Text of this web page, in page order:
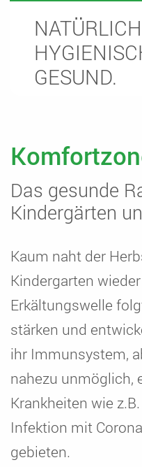
GESUND.
Das gesunde
Kindergärten
Kaum naht der
Kindergarten
Erkältungswelle
stärken und
ihr Immunsystem,
nahezu unmöglich,
Krankheiten wie
Infektion mit
gebieten.